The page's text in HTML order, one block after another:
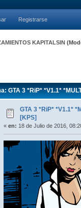
Registrarse
KAPITALSIN
GTA 3 *RiP* *V1.1*
GTA 3 *RiP* *V1.1*
[KPS]
« en: 18 de Julio de 2016,